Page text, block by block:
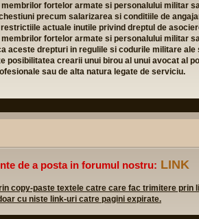
militar sa se organizeze in asociatii
conditiile de angajare;
dreptul de asociere al membrilor fortelor
militar sa fie membri in partide
codurile militare ale statelor membre;
al unui avocat al poporului la care personalul
de serviciu.
de a posta in forumul nostru: LINK
copy-paste textele catre care fac trimitere prin
cu niste link-uri catre pagini expirate.